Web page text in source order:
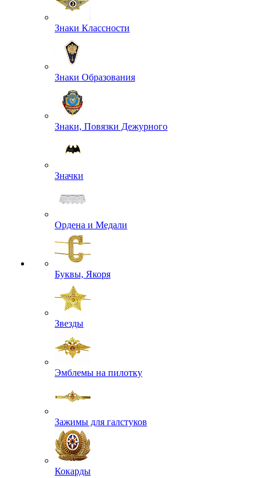
Знаки Классности
Знаки Образования
Знаки, Повязки Дежурного
Значки
Ордена и Медали
Буквы, Якоря
Звезды
Эмблемы на пилотку
Зажимы для галстуков
Кокарды